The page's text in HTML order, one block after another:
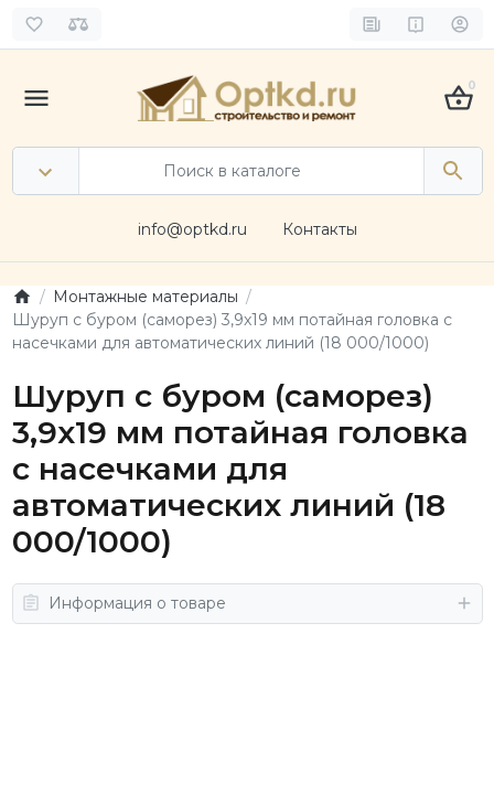
0
info@optkd.ru Контакты
Монтажные материалы
Шуруп с буром (саморез) 3,9x19 мм потайная головка с
насечками для автоматических линий (18 000/1000)
Шуруп с буром (саморез)
3,9x19 мм потайная головка
с насечками для
автоматических линий (18
000/1000)
Информация о товаре